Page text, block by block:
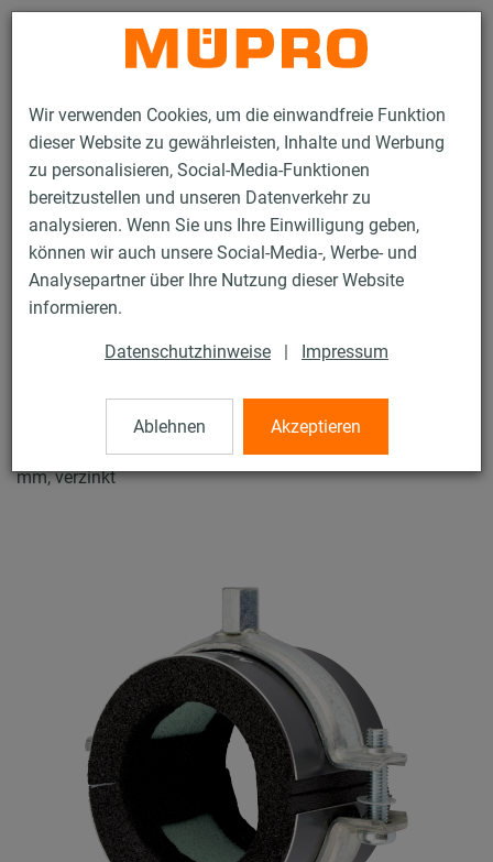
Wir verwenden Cookies, um die einwandfreie Funktion
dieser Website zu gewährleisten, Inhalte und Werbung
zu personalisieren, Social-Media-Funktionen
bereitzustellen und unseren Datenverkehr zu
analysieren. Wenn Sie uns Ihre Einwilligung geben,
können wir auch unsere Social-Media-, Werbe- und
Analysepartner über Ihre Nutzung dieser Website
informieren.
Datenschutzhinweise | Impressum
Ablehnen Akzeptieren
Kontakt
Produkte Befestigungstechnik
Rohrschellen
ISO-Schellen Typ H, M, T
ISO-Schellen Typ H, M, T
Iso-Schelle ohne Einlage, Typ M, Iso 15,5-25 mm, M10, 160
mm, verzinkt